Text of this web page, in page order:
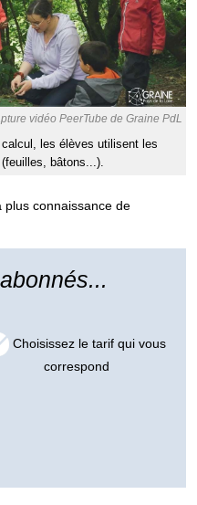
vidéo PeerTube de Graine PdL
les élèves utilisent les
bâtons...).
plus connaissance de
Choisissez le tarif qui vous
correspond